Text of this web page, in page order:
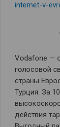
internet-v-
Vodafone —
голосовой
страны
Турция. За
действия